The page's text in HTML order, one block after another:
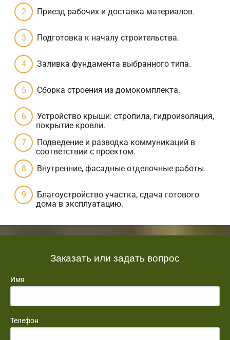
Приезд рабочих и доставка материалов.
Подготовка к началу строительства.
Заливка фундамента выбранного типа.
Сборка строения из домокомплекта.
Устройство крыши: стропила, гидроизоляция,
покрытие кровли.
Подведение и разводка коммуникаций в
соответствии с проектом.
Внутренние, фасадные отделочные работы.
Благоустройство участка, сдача готового
дома в эксплуатацию.
Заказать или задать вопрос
Имя
Телефон